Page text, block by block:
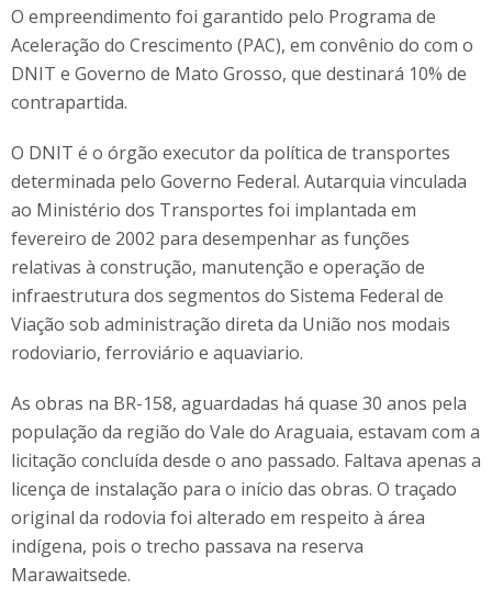
O empreendimento foi garantido pelo Programa de
Aceleração do Crescimento (PAC), em convênio do com o
DNIT e Governo de Mato Grosso, que destinará 10% de
contrapartida.
O DNIT é o órgão executor da política de transportes
determinada pelo Governo Federal. Autarquia vinculada
ao Ministério dos Transportes foi implantada em
fevereiro de 2002 para desempenhar as funções
relativas à construção, manutenção e operação de
infraestrutura dos segmentos do Sistema Federal de
Viação sob administração direta da União nos modais
rodoviario, ferroviário e aquaviario.
As obras na BR-158, aguardadas há quase 30 anos pela
população da região do Vale do Araguaia, estavam com a
licitação concluída desde o ano passado. Faltava apenas a
licença de instalação para o início das obras. O traçado
original da rodovia foi alterado em respeito à área
indígena, pois o trecho passava na reserva
Marawaitsede.